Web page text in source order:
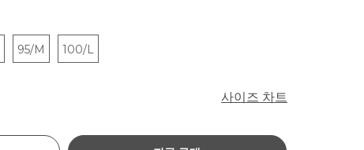
95/M 100/L
사이즈 차트